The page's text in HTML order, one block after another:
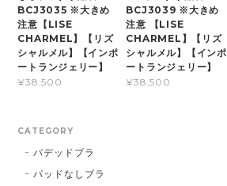
BCJ3035 ※大きめ
注意【LISE
CHARMEL】【リズ
シャルメル】【インポ
ートランジェリー】
¥38,500
BCJ3039 ※大きめ
注意 【LISE
CHARMEL】【リズ
シャルメル】【インポ
ートランジェリー】
¥38,500
CATEGORY
パデッドブラ
パッドなしブラ